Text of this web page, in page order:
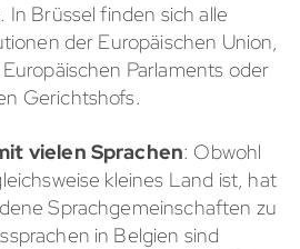
In Brüssel finden sich alle
der Europäischen Union,
Parlaments oder
Gerichtshofs.
vielen Sprachen: Obwohl
kleines Land ist, hat
Sprachgemeinschaften zu
in Belgien sind